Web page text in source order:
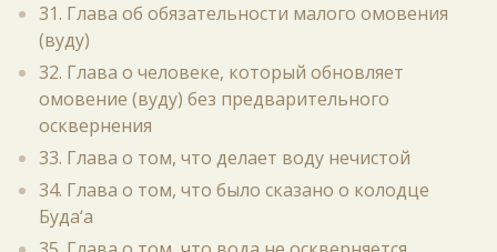
31. Глава об обязательности малого омовения
(вуду)
32. Глава о человеке, который обновляет
омовение (вуду) без предварительного
осквернения
33. Глава о том, что делает воду нечистой
34. Глава о том, что было сказано о колодце
Буда‘а